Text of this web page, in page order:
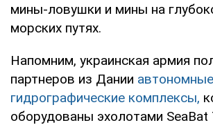
мины-ловушки и мины на
морских путях.
Напомним, украинская армия
партнеров из Дании автономные
гидрографические комплексы,
оборудованы эхолотами SeaBat